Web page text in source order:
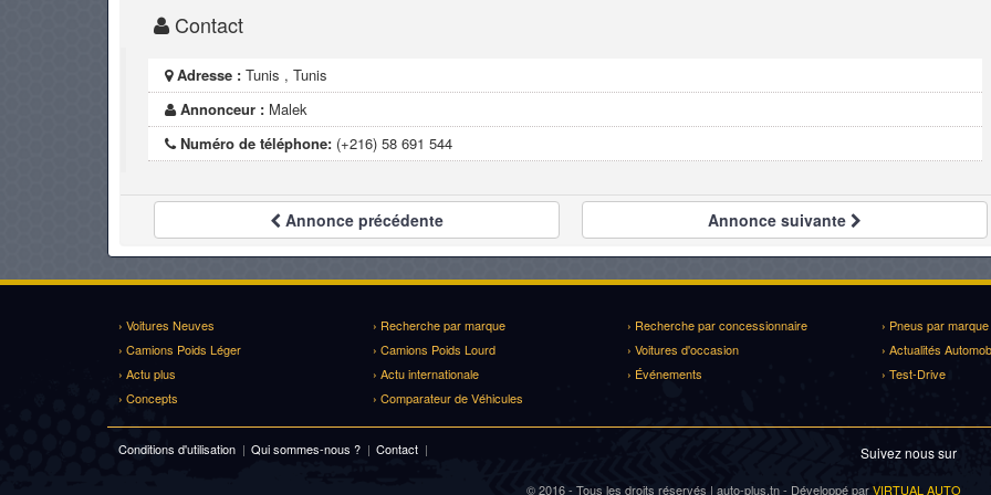
Contact
Adresse : Tunis , Tunis
Annonceur : Malek
Numéro de téléphone: (+216) 58 691 544
Annonce précédente Annonce suivante
› Voitures Neuves › Recherche par marque › Recherche par concessionnaire
› Pneus par marque
› Camions Poids Léger
› Camions Poids Lourd › Voitures d'occasion
› Actualités
› Actu plus
› Actu internationale › Événements
› Test-Drive
› Concepts
› Comparateur de Véhicules
Conditions d'utilisation | Qui sommes-nous ? | Contact | Suivez nous sur
© 2016 - Tous les droits réservés | auto-plus.tn - Développé parVIRTUAL AUTO